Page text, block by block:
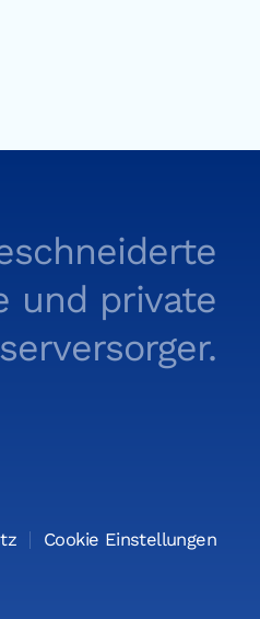
und private
Cookie Einstellungen